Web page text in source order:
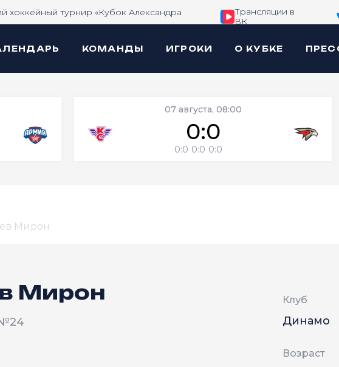
хоккейный турнир «Кубок Александра
Трансляции в
ВК
КОМАНДЫ ИГРОКИ О КУБКЕ
07 августа, 08:00
0:0
0:0 0:0 0:0
Мирон
Мирон Клуб
Динамо
Возраст